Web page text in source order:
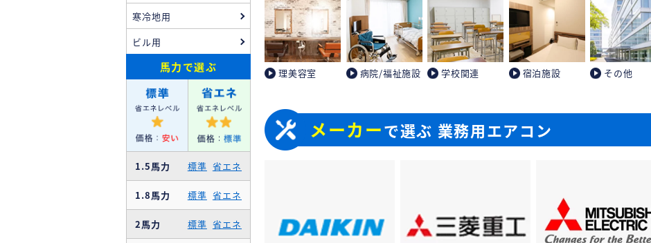
理美容室 病院/福祉施設 学校関連 宿泊施設 その他
メーカーで選ぶ 業務用エアコン
寒冷地用
ビル用
馬力で選ぶ
1.5馬力 標準 省エネ
1.8馬力 標準 省エネ
2馬力 標準 省エネ